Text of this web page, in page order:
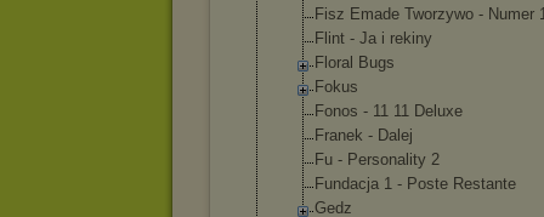
Fisz Emade Tworzywo - Numer
Flint - Ja i rekiny
Floral Bugs
Fokus
Fonos - 11 11 Deluxe
Franek - Dalej
Fu - Personality 2
Fundacja 1 - Poste Restante
Gedz